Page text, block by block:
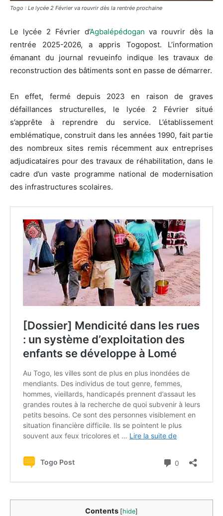
Togo : Le lycée 2 Février va rouvrir dès la rentrée prochaine
Le lycée 2 Février d’Agbalépédogan va rouvrir dès la
rentrée 2025-2026, a appris Togopost. L’information
émanant du journal revueinfo indique les travaux de
reconstruction des bâtiments sont en passe de démarrer.
En effet, fermé depuis 2023 en raison de graves
défaillances structurelles, le lycée 2 Février situé
s’apprête à reprendre du service. L’établissement
emblématique, construit dans les années 1990, fait partie
des nombreux sites remis récemment aux entreprises
adjudicataires pour des travaux de réhabilitation, dans le
cadre d’un vaste programme national de modernisation
des infrastructures scolaires.
Contents [hide]